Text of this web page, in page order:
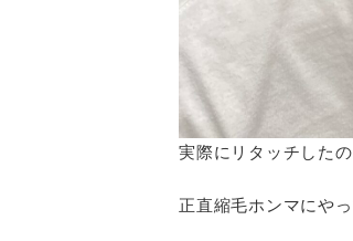
実際にリタッチした
正直縮毛ホンマにや